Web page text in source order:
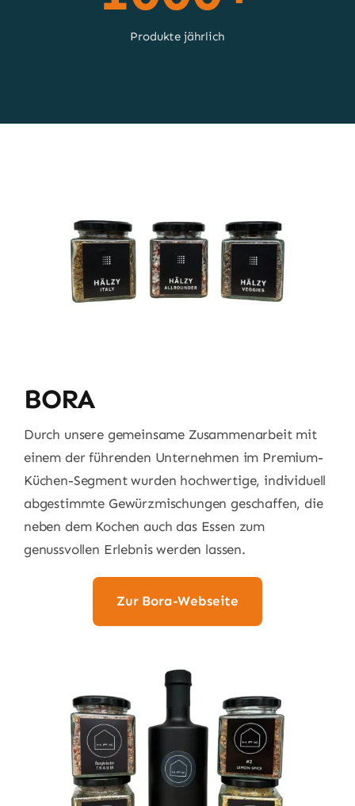
Produkte jährlich
BORA
Durch unsere gemeinsame Zusammenarbeit mit
einem der führenden Unternehmen im Premium-
Küchen-Segment wurden hochwertige, individuell
abgestimmte Gewürzmischungen geschaffen, die
neben dem Kochen auch das Essen zum
genussvollen Erlebnis werden lassen.
Zur Bora-Webseite